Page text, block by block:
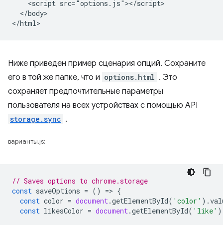
    <script src="options.js"></script>
  </body>
Ниже приведен пример сценария опций. Сохраните
его в той же папке, что и options.html . Это
сохраняет предпочтительные параметры
пользователя на всех устройствах с помощью API
storage.sync .
варианты.js:
// Saves options to chrome.storage
const saveOptions = () => {
const color = document.getElementById( 'color' ).
const likesColor = document.getElementById( 'like'